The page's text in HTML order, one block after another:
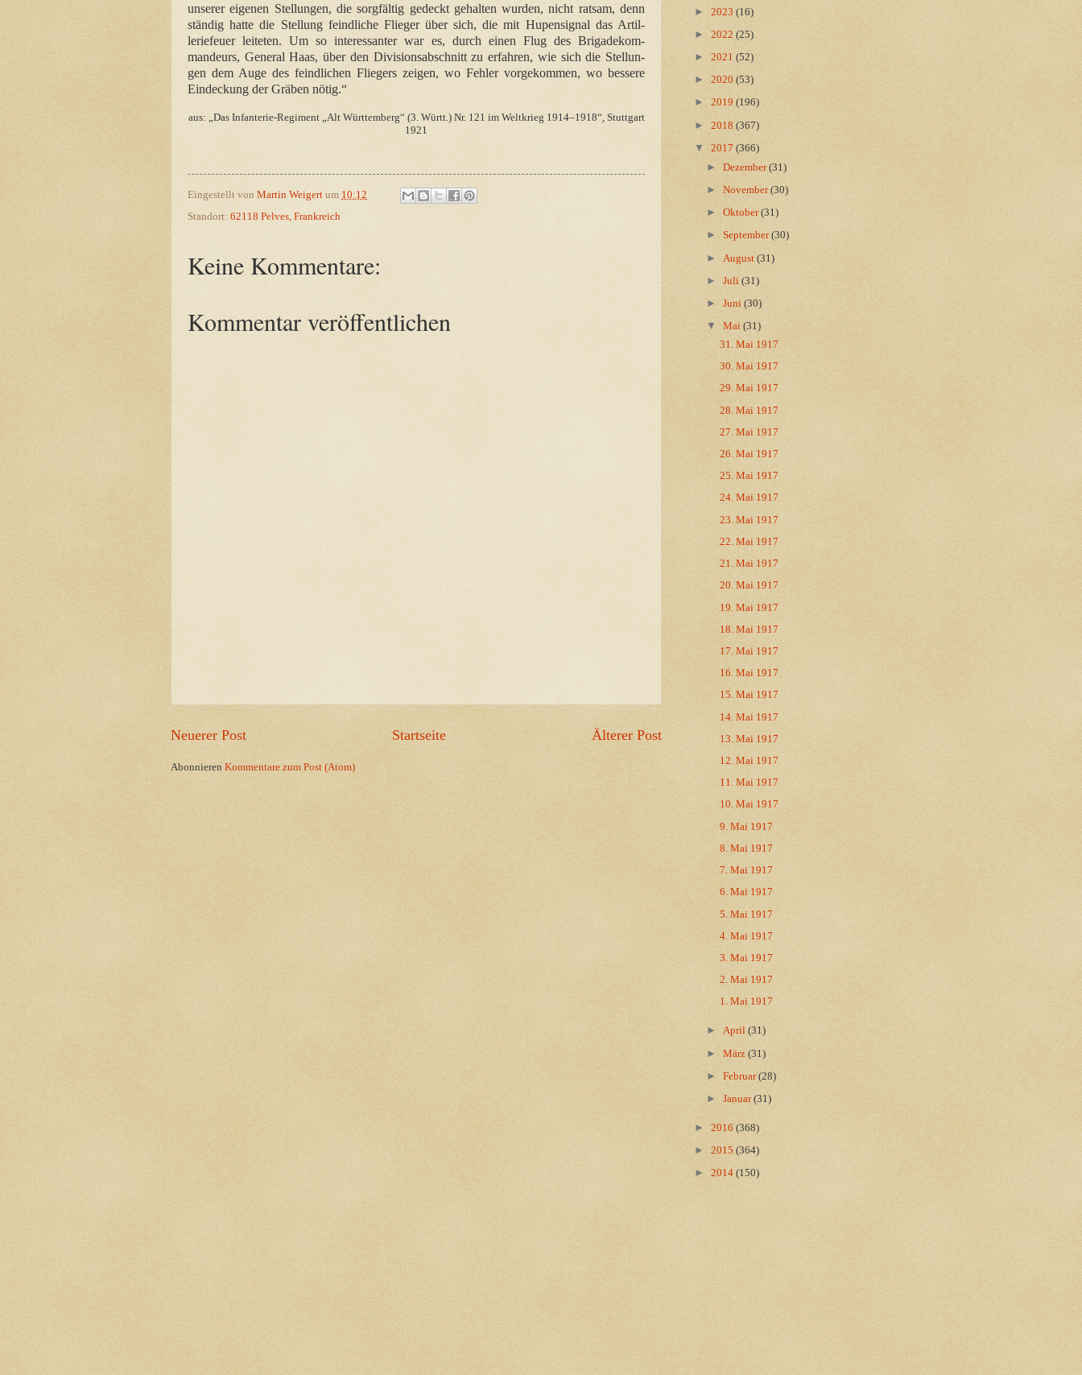
unserer eigenen Stellungen, die sorgfältig gedeckt gehalten wurden, nicht ratsam, denn
ständig hatte die Stellung feindliche Flieger über sich, die mit Hupensignal das Artil-
leriefeuer leiteten. Um so interessanter war es, durch einen Flug des Brigadekom-
mandeurs, General Haas, über den Divisionsabschnitt zu erfahren, wie sich die Stellun-
gen dem Auge des feindlichen Fliegers zeigen, wo Fehler vorgekommen, wo bessere
Eindeckung der Gräben nötig.“
aus: „Das Infanterie-Regiment „Alt Württemberg“ (3. Württ.) Nr. 121 im Weltkrieg 1914–1918“ׅ, Stuttgart
1921
Eingestellt von Martin Weigert um 10:12
Standort: 62118 Pelves, Frankreich
Keine Kommentare:
Kommentar veröffentlichen
Neuerer Post Älterer Post
Startseite
Abonnieren Kommentare zum Post (Atom)
► 2023 (16)
► 2022 (25)
► 2021 (52)
► 2020 (53)
► 2019 (196)
► 2018 (367)
▼ 2017 (366)
►Dezember(31)
►November(30)
►Oktober(31)
►September(30)
► August(31)
►Juli(31)
►Juni(30)
▼Mai(31)
31. Mai 1917
30. Mai 1917
29. Mai 1917
28. Mai 1917
27. Mai 1917
26. Mai 1917
25. Mai 1917
24. Mai 1917
23. Mai 1917
22. Mai 1917
21. Mai 1917
20. Mai 1917
19. Mai 1917
18. Mai 1917
17. Mai 1917
16. Mai 1917
15. Mai 1917
14. Mai 1917
13. Mai 1917
12. Mai 1917
11. Mai 1917
10. Mai 1917
9. Mai 1917
8. Mai 1917
7. Mai 1917
6. Mai 1917
5. Mai 1917
4. Mai 1917
3. Mai 1917
2. Mai 1917
1. Mai 1917
►April(31)
►März(31)
►Februar(28)
►Januar(31)
► 2016 (368)
► 2015 (364)
► 2014 (150)